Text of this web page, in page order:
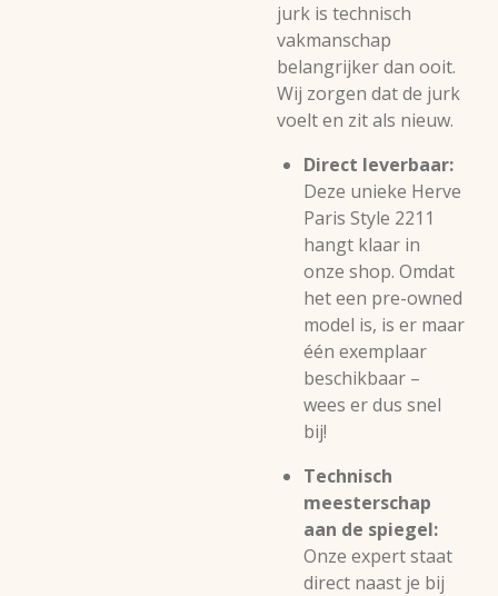
jurk is technisch
vakmanschap
belangrijker dan ooit.
Wij zorgen dat de jurk
voelt en zit als nieuw.
Direct leverbaar:
Deze unieke Herve
Paris Style 2211
hangt klaar in
onze shop. Omdat
het een pre-owned
model is, is er maar
één exemplaar
beschikbaar –
wees er dus snel
bij!
Technisch
meesterschap
aan de spiegel:
Onze expert staat
direct naast je bij